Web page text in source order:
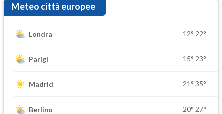
Meteo città europee
Londra 12° 22°
Parigi 15° 23°
Madrid 21° 35°
Berlino 20° 27°